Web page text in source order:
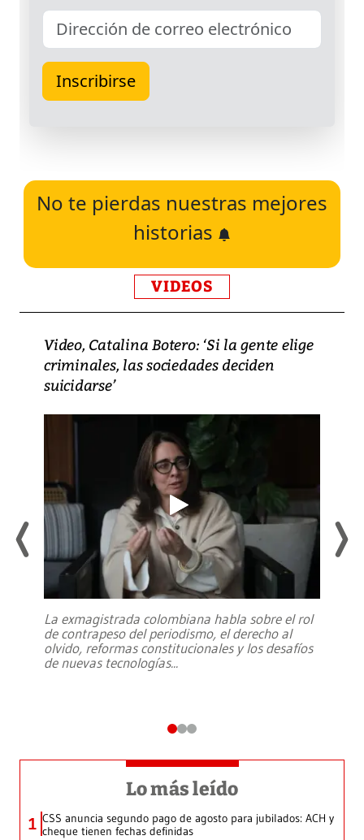
No te pierdas nuestras mejores
historias
VIDEOS
Video, Catalina Botero: ‘Si la gente elige
criminales, las sociedades deciden
suicidarse’
La exmagistrada colombiana habla sobre el rol
de contrapeso del periodismo, el derecho al
olvido, reformas constitucionales y los desafíos
de nuevas tecnologías...
Lo más leído
1 CSS anuncia segundo pago de agosto para jubilados: ACH y
cheque tienen fechas definidas